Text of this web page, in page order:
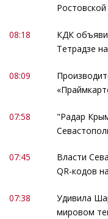
08:18
КДК
Тетрадзе
08:09
07:58
"Радар
07:45
Власти
QR-кодов
07:38
Удивила
мировом